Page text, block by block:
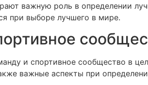
важную роль в определении
при выборе лучшего в мире.
и спортивное сообщество в
важные аспекты при